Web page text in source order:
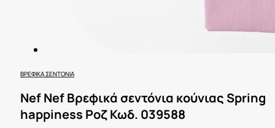
ΒΡΕΦΙΚΆ ΣΕΝΤΌΝΙΑ
Nef Nef Βρεφικά σεντόνια κούνιας Spring
happiness Ροζ Κωδ. 039588